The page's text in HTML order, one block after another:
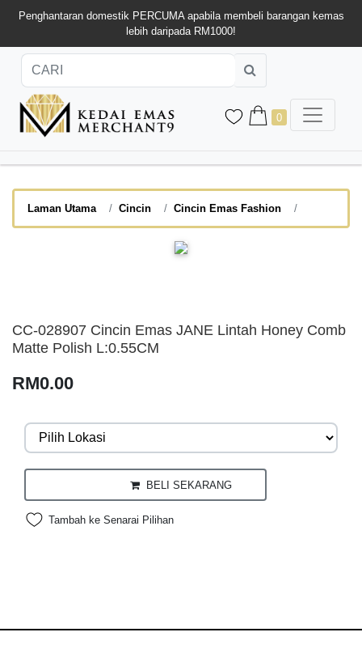
Penghantaran domestik PERCUMA apabila membeli barangan kemas
lebih daripada RM1000!
0
Laman Utama Cincin Cincin Emas Fashion
CC-028907 Cincin Emas JANE Lintah Honey Comb
Matte Polish L:0.55CM
RM0.00
BELI SEKARANG
Tambah ke Senarai Pilihan